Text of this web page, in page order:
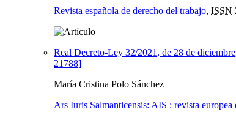
Revista española de derecho del trabajo, ISSN
Real Decreto-Ley 32/2021, de 28 de
21788]
María Cristina Polo Sánchez
Ars Iuris Salmanticensis: AIS : revista